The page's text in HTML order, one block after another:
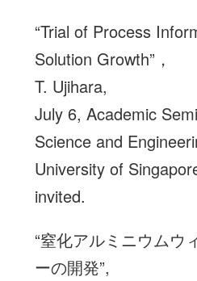
“Trial of Process
Solution Growth”，
T. Ujihara,
July 6, Academic
Science and
University of
invited.
“窒化アルミニウムウ
ーの開発”,